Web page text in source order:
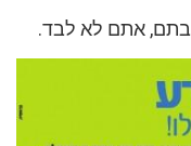
אתם לא לבד.